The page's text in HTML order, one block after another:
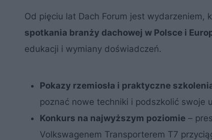
Od pięciu lat Dach Forum jest wydarzeniem,
spotkania branży dachowej w Polsce i
edukacji i wymiany doświadczeń.
Pokazy rzemiosła i praktyczne
poznać nowe techniki i podszkolić swoje
Konkurs na najwyższym poziomie –
Volkswagenem Transporterem T7